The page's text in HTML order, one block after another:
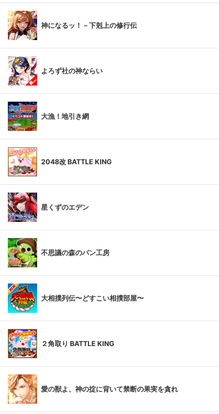
神になるッ！－下剋上の修行伝
よろず社の神ならい
大漁！地引き網
2048改 BATTLE KING
星くずのエデン
不思議の森のパン工房
大相撲列伝〜どすこい相撲部屋〜
２角取り BATTLE KING
愛の獣よ、神の掟に背いて禁断の果実を貪れ